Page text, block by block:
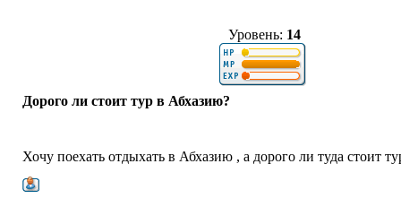
Уровень: 14
Дорого ли стоит тур в Абхазию?
Хочу поехать отдыхать в Абхазию , а дорого ли туда стоит